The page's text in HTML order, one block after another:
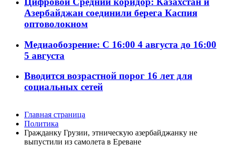
Азербайджан соединили берега Каспия
оптоволокном
Медиаобозрение: С 16:00 4 августа до 16:00
5 августа
Вводится возрастной порог 16 лет для
социальных сетей
Главная страница
Политика
Гражданку Грузии, этническую азербайджанку не
выпустили из самолета в Ереване